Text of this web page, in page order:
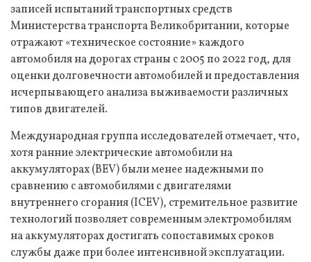
записей испытаний транспортных средств
Министерства транспорта Великобритании, которые
отражают «техническое состояние» каждого
автомобиля на дорогах страны с 2005 по 2022 год, для
оценки долговечности автомобилей и предоставления
исчерпывающего анализа выживаемости различных
типов двигателей.
Международная группа исследователей отмечает, что,
хотя ранние электрические автомобили на
аккумуляторах (BEV) были менее надежными по
сравнению с автомобилями с двигателями
внутреннего сгорания (ICEV), стремительное развитие
технологий позволяет современным электромобилям
на аккумуляторах достигать сопоставимых сроков
службы даже при более интенсивной эксплуатации.